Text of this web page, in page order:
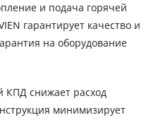
и подача горячей
гарантирует качество и
на оборудование
КПД снижает расход
минимизирует